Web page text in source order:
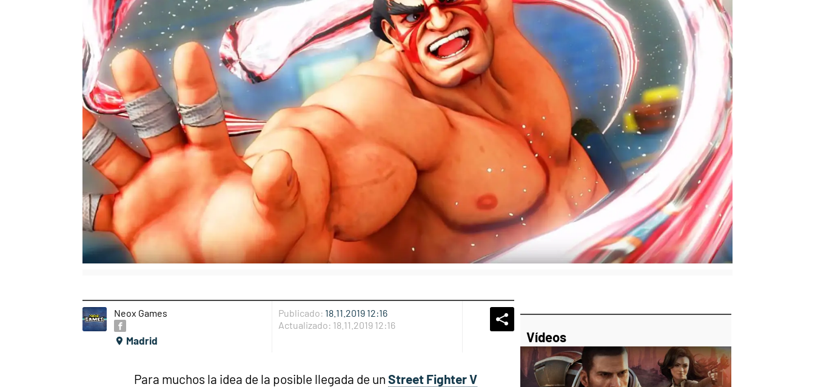
Neox Games
Madrid
Publicado: 18.11.2019 12:16
Actualizado: 18.11.2019 12:16 Whatsapp
Compartir
Para muchos la idea de la posible llegada de un Street Fighter V
Vídeos